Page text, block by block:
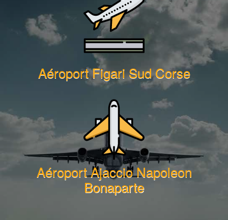
Aéroport Figari Sud Corse
Aéroport Ajaccio Napoleon
Bonaparte